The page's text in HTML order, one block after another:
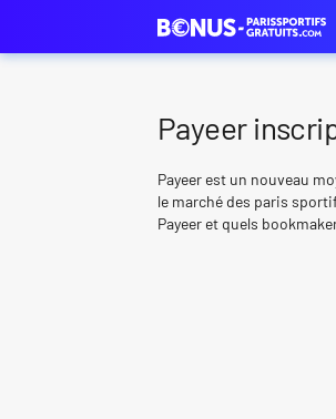
Payeer
Payeer est un nouveau
le marché des paris
Payeer et quels